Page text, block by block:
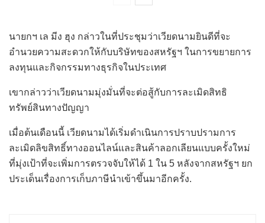
นายกฯ เล มีง ฮุง กล่าวในที่ประชุมว่าเวียดนามยินดีที่จะ
อำนวยความสะดวกให้กับบริษัทของสหรัฐฯ ในการขยายการ
ลงทุนและกิจกรรมทางธุรกิจในประเทศ
เขากล่าวว่าเวียดนามมุ่งมั่นที่จะต่อสู้กับการละเมิดสิทธิ
ทรัพย์สินทางปัญญา
เมื่อต้นเดือนนี้ เวียดนามได้เริ่มดำเนินการปราบปรามการ
ละเมิดลิขสิทธิ์ทางออนไลน์และสินค้าลอกเลียนแบบครั้งใหม่
ที่มุ่งเป้าที่จะเพิ่มการตรวจจับให้ได้ 1 ใน 5 หลังจากสหรัฐฯ ยก
ประเด็นเรื่องการเก็บภาษีนำเข้าขึ้นมาอีกครั้ง.